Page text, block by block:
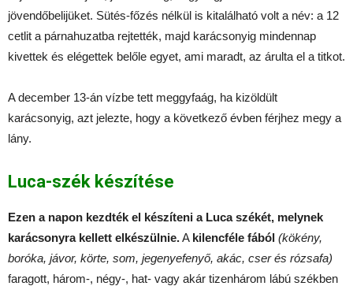
jövendőbelijüket. Sütés-főzés nélkül is kitalálható volt a név: a 12
cetlit a párnahuzatba rejtették, majd karácsonyig mindennap
kivettek és elégettek belőle egyet, ami maradt, az árulta el a titkot.
A december 13-án vízbe tett meggyfaág, ha kizöldült
karácsonyig, azt jelezte, hogy a következő évben férjhez megy a
lány.
Luca-szék készítése
Ezen a napon kezdték el készíteni a Luca székét, melynek
karácsonyra kellett elkészülnie.A kilencféle fából (kökény,
boróka, jávor, körte, som, jegenyefenyő, akác, cser és rózsafa)
faragott, három-, négy-, hat- vagy akár tizenhárom lábú székben